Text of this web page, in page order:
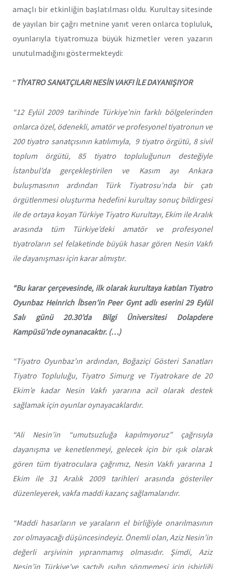
amaçlı bir etkinliğin başlatılması oldu. Kurultay sitesinde
de yayılan bir çağrı metnine yanıt veren onlarca topluluk,
oyunlarıyla tiyatromuza büyük hizmetler veren yazarın
unutulmadığını göstermekteydi:
“ TİYATRO SANATÇILARI NESİN VAKFI İLE DAYANIŞIYOR
“12 Eylül 2009 tarihinde Türkiye’nin farklı bölgelerinden
onlarca özel, ödenekli, amatör ve profesyonel tiyatronun ve
200 tiyatro sanatçısının katılımıyla, 9 tiyatro örgütü, 8 sivil
toplum örgütü, 85 tiyatro topluluğunun desteğiyle
İstanbul’da gerçekleştirilen ve Kasım ayı Ankara
buluşmasının ardından Türk Tiyatrosu’nda bir çatı
örgütlenmesi oluşturma hedefini kurultay sonuç bildirgesi
ile de ortaya koyan Türkiye Tiyatro Kurultayı, Ekim ile Aralık
arasında tüm Türkiye’deki amatör ve profesyonel
tiyatroların sel felaketinde büyük hasar gören Nesin Vakfı
ile dayanışması için karar almıştır.
“Bu karar çerçevesinde, ilk olarak kurultaya katılan Tiyatro
Oyunbaz Heinrich İbsen’in Peer Gynt adlı eserini 29 Eylül
Salı günü 20.30’da Bilgi Üniversitesi Dolapdere
Kampüsü’nde oynanacaktır. (…)
“Tiyatro Oyunbaz’ın ardından, Boğaziçi Gösteri Sanatları
Tiyatro Topluluğu, Tiyatro Simurg ve Tiyatrokare de 20
Ekim’e kadar Nesin Vakfı yararına acil olarak destek
sağlamak için oyunlar oynayacaklardır.
“Ali Nesin’in “umutsuzluğa kapılmıyoruz” çağrısıyla
dayanışma ve kenetlenmeyi, gelecek için bir ışık olarak
gören tüm tiyatroculara çağrımız, Nesin Vakfı yararına 1
Ekim ile 31 Aralık 2009 tarihleri arasında gösteriler
düzenleyerek, vakfa maddi kazanç sağlamalarıdır.
“Maddi hasarların ve yaraların el birliğiyle onarılmasının
zor olmayacağı düşüncesindeyiz. Önemli olan, Aziz Nesin’in
değerli arşivinin yıpranmamış olmasıdır. Şimdi, Aziz
Nesin’in Türkiye’ye saçtığı ışığın sönmemesi için işbirliği